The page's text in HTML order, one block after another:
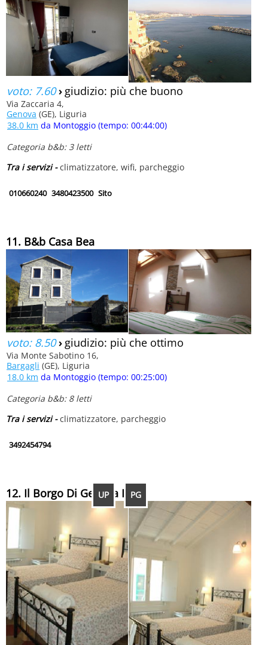
UP PG
voto: 7.60› giudizio: più che buono
Via Zaccaria 4,
Genova (GE), Liguria
38.0 km da Montoggio (tempo: 00:44:00)
Categoria b&b: 3 letti
Tra i servizi -climatizzatore, wifi, parcheggio
010660240 3480423500 Sito
11. B&b Casa Bea
voto: 8.50› giudizio: più che ottimo
Via Monte Sabotino 16,
Bargagli (GE), Liguria
18.0 km da Montoggio (tempo: 00:25:00)
Categoria b&b: 8 letti
Tra i servizi -climatizzatore, parcheggio
3492454794
12. Il Borgo Di Genova B&b